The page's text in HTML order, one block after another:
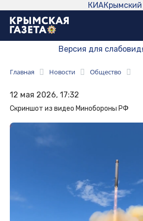
КИА
Версия для
Главная Новости Общество
12 мая 2026, 17:32
Скриншот из видео Минобороны РФ